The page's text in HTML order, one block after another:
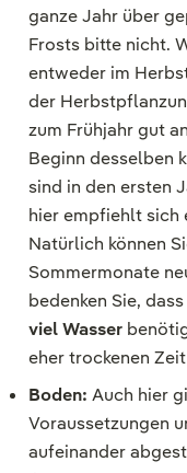
ganze Jahr über
Frosts bitte nicht.
entweder im
der
zum Frühjahr gut
Beginn desselben
sind in den ersten
hier empfiehlt sich
Natürlich können
Sommermonate
bedenken Sie,
viel Wasser
eher trockenen
Boden: Auch hier
Voraussetzungen
aufeinander